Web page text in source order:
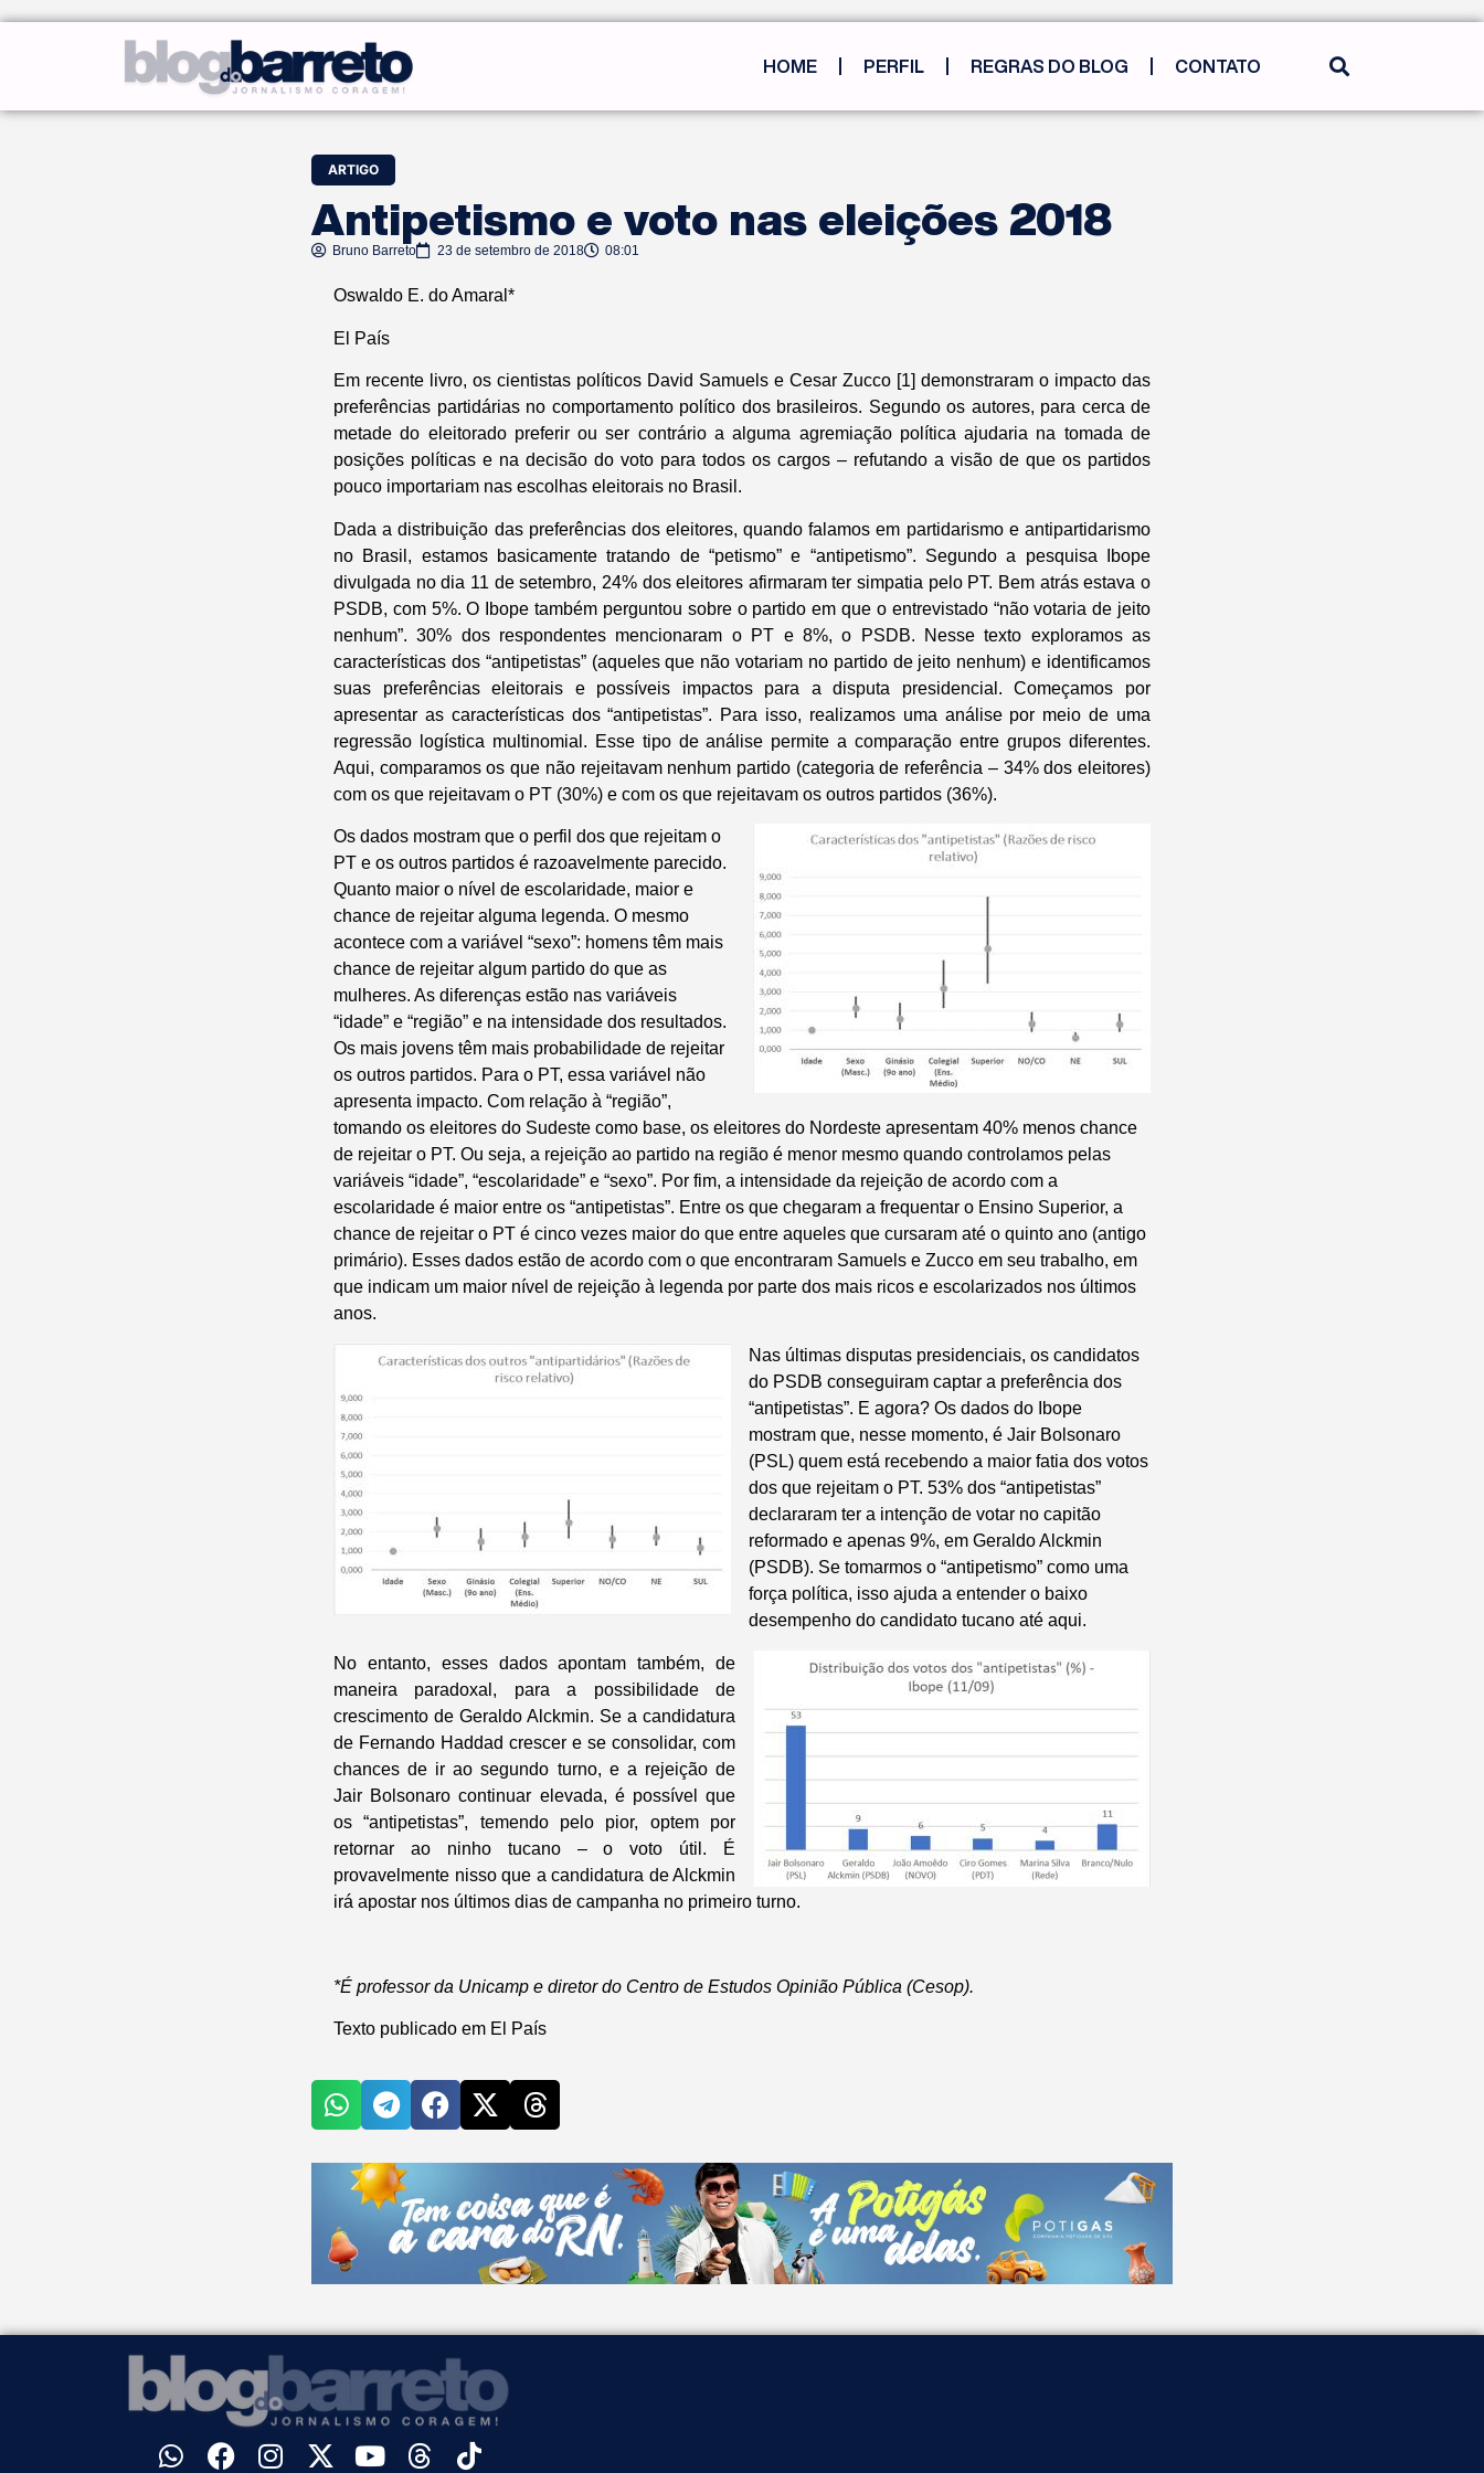
HOME PERFIL REGRAS DO BLOG CONTATO
ARTIGO
Antipetismo e voto nas eleições 2018
Bruno Barreto 23 de setembro de 2018 08:01
Oswaldo E. do Amaral*
El País
Em recente livro, os cientistas políticos David Samuels e Cesar Zucco [1] demonstraram o impacto das
preferências partidárias no comportamento político dos brasileiros. Segundo os autores, para cerca de
metade do eleitorado preferir ou ser contrário a alguma agremiação política ajudaria na tomada de
posições políticas e na decisão do voto para todos os cargos – refutando a visão de que os partidos
pouco importariam nas escolhas eleitorais no Brasil.
Dada a distribuição das preferências dos eleitores, quando falamos em partidarismo e antipartidarismo
no Brasil, estamos basicamente tratando de “petismo” e “antipetismo”. Segundo a pesquisa Ibope
divulgada no dia 11 de setembro, 24% dos eleitores afirmaram ter simpatia pelo PT. Bem atrás estava o
PSDB, com 5%. O Ibope também perguntou sobre o partido em que o entrevistado “não votaria de jeito
nenhum”. 30% dos respondentes mencionaram o PT e 8%, o PSDB. Nesse texto exploramos as
características dos “antipetistas” (aqueles que não votariam no partido de jeito nenhum) e identificamos
suas preferências eleitorais e possíveis impactos para a disputa presidencial. Começamos por
apresentar as características dos “antipetistas”. Para isso, realizamos uma análise por meio de uma
regressão logística multinomial. Esse tipo de análise permite a comparação entre grupos diferentes.
Aqui, comparamos os que não rejeitavam nenhum partido (categoria de referência – 34% dos eleitores)
com os que rejeitavam o PT (30%) e com os que rejeitavam os outros partidos (36%).
Os dados mostram que o perfil dos que rejeitam o
PT e os outros partidos é razoavelmente parecido.
Quanto maior o nível de escolaridade, maior e
chance de rejeitar alguma legenda. O mesmo
acontece com a variável “sexo”: homens têm mais
chance de rejeitar algum partido do que as
mulheres. As diferenças estão nas variáveis
“idade” e “região” e na intensidade dos resultados.
Os mais jovens têm mais probabilidade de rejeitar
os outros partidos. Para o PT, essa variável não
apresenta impacto. Com relação à “região”,
tomando os eleitores do Sudeste como base, os eleitores do Nordeste apresentam 40% menos chance
de rejeitar o PT. Ou seja, a rejeição ao partido na região é menor mesmo quando controlamos pelas
variáveis “idade”, “escolaridade” e “sexo”. Por fim, a intensidade da rejeição de acordo com a
escolaridade é maior entre os “antipetistas”. Entre os que chegaram a frequentar o Ensino Superior, a
chance de rejeitar o PT é cinco vezes maior do que entre aqueles que cursaram até o quinto ano (antigo
primário). Esses dados estão de acordo com o que encontraram Samuels e Zucco em seu trabalho, em
que indicam um maior nível de rejeição à legenda por parte dos mais ricos e escolarizados nos últimos
anos.
Nas últimas disputas presidenciais, os candidatos
do PSDB conseguiram captar a preferência dos
“antipetistas”. E agora? Os dados do Ibope
mostram que, nesse momento, é Jair Bolsonaro
(PSL) quem está recebendo a maior fatia dos votos
dos que rejeitam o PT. 53% dos “antipetistas”
declararam ter a intenção de votar no capitão
reformado e apenas 9%, em Geraldo Alckmin
(PSDB). Se tomarmos o “antipetismo” como uma
força política, isso ajuda a entender o baixo
desempenho do candidato tucano até aqui.
No entanto, esses dados apontam também, de
maneira paradoxal, para a possibilidade de
crescimento de Geraldo Alckmin. Se a candidatura
de Fernando Haddad crescer e se consolidar, com
chances de ir ao segundo turno, e a rejeição de
Jair Bolsonaro continuar elevada, é possível que
os “antipetistas”, temendo pelo pior, optem por
retornar ao ninho tucano – o voto útil. É
provavelmente nisso que a candidatura de Alckmin
irá apostar nos últimos dias de campanha no primeiro turno.
*É professor da Unicamp e diretor do Centro de Estudos Opinião Pública (Cesop).
Texto publicado em El País